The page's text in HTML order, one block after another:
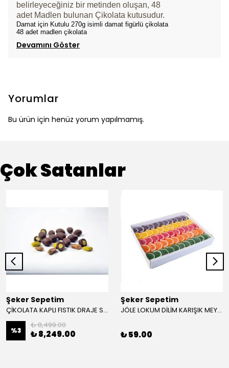
belirleyeceğiniz bir metinden oluşan, 48
adet Madlen bulunan Çikolata kutusudur.
Damat için Kutulu 270g isimli damat figürlü çikolata
48 adet madlen çikolata
Devamını Göster
Yorumlar
Bu ürün için henüz yorum yapılmamış.
Çok Satanlar
Şeker Sepetim
ÇİKOLATA KAPLI FISTIK DRAJE SÜTLÜ (MAT FISTIK) 10 KG
%3
₺ 8,499.00
₺ 8,249.00
Şeker Sepetim
JÖLE LOKUM DİLİM KARIŞIK MEYVELİ 250 gr.
₺ 59.00